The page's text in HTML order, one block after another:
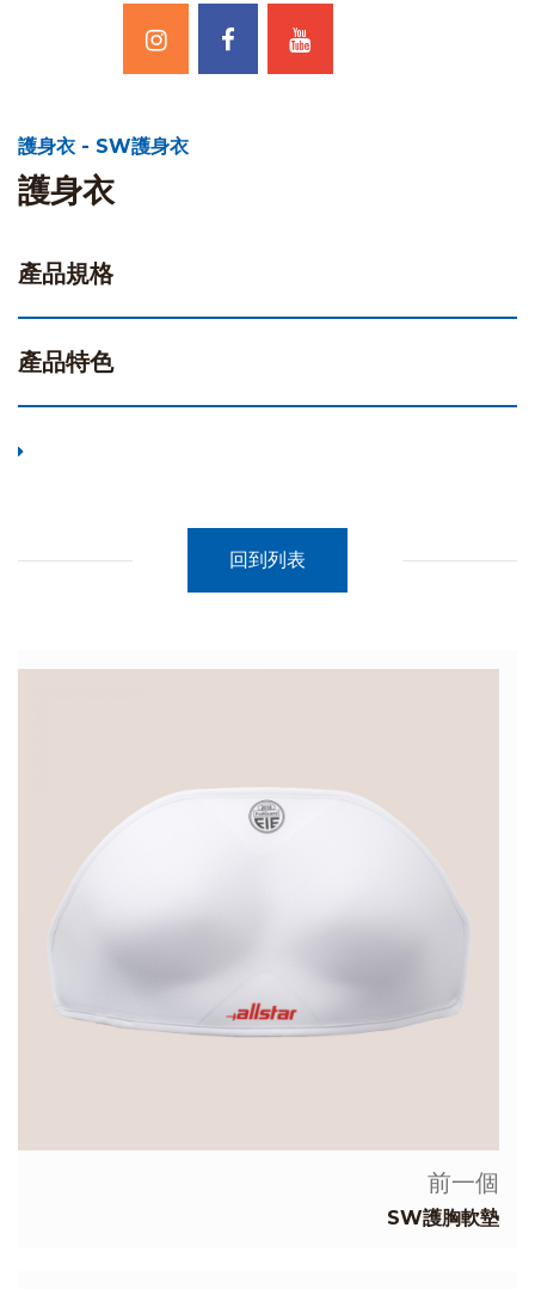
護身衣 - SW護身衣
護身衣
產品規格
產品特色
回到列表
前一個
SW護胸軟墊